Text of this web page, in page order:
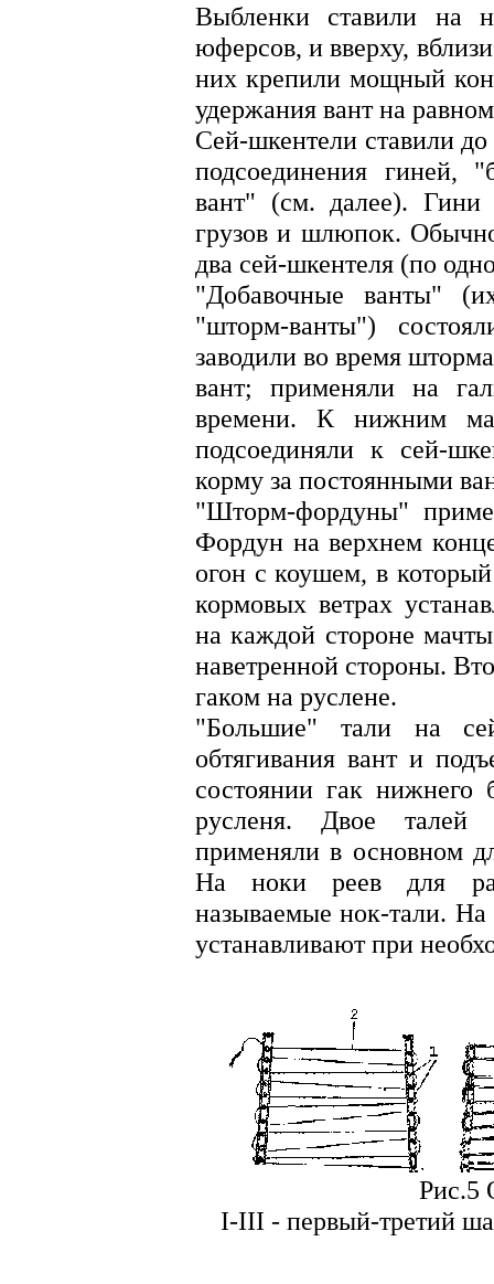
Выбленки ставили на
юферсов, и вверху,
них крепили мощный
удержания вант на
Сей-шкентели ставили
подсоединения гиней,
вант" (см. далее).
грузов и шлюпок.
два сей-шкентеля (по
"Добавочные ванты"
"шторм-ванты")
заводили во время
вант; применяли на
времени. К нижним
подсоединяли к сей-
корму за постоянными
"Шторм-фордуны"
Фордун на верхнем
огон с коушем, в
кормовых ветрах
на каждой стороне
наветренной стороны.
гаком на руслене.
"Большие" тали на
обтягивания вант и
состоянии гак
русленя. Двое талей
применяли в основном
На ноки реев для
называемые нок-тали.
устанавливают при
Рис.5
I-III - первый-третий